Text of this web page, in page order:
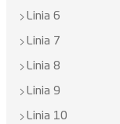
Linia 6
Linia 7
Linia 8
Linia 9
Linia 10